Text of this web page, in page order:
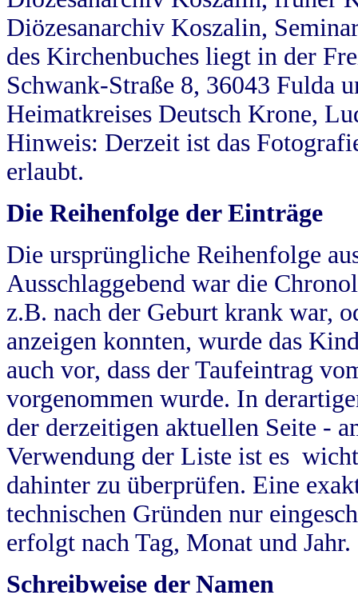
Diözesanarchiv Koszalin,
des Kirchenbuches liegt in der
Schwank-Straße 8, 36043 Fulda
Heimatkreises Deutsch Krone,
Hinweis: Derzeit ist das
erlaubt.
Die Reihenfolge der Einträge
Die ursprüngliche Reihenfolge
Ausschlaggebend war die
z.B. nach der Geburt krank war,
anzeigen konnten, wurde das
auch vor, dass der Taufeintrag
vorgenommen wurde. In
der derzeitigen aktuellen Seite -
Verwendung der Liste ist es
dahinter zu überprüfen. Eine
technischen Gründen nur
erfolgt nach Tag, Monat und Jahr.
Schreibweise der Namen